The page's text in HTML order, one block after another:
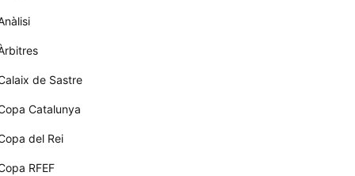
de Sastre
Catalunya
del Rei
RFEF